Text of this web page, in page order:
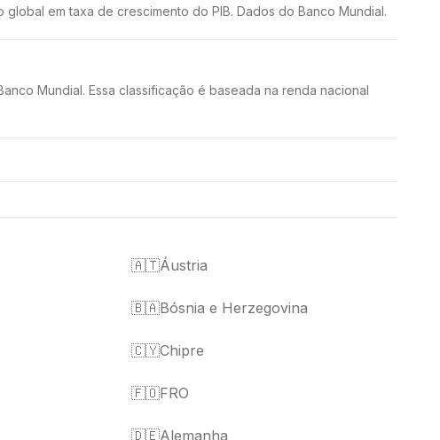
em taxa de crescimento do PIB. Dados do Banco Mundial.
Mundial. Essa classificação é baseada na renda nacional
🇦🇹Áustria
🇧🇦Bósnia e Herzegovina
🇨🇾Chipre
🇫🇴FRO
🇩🇪Alemanha